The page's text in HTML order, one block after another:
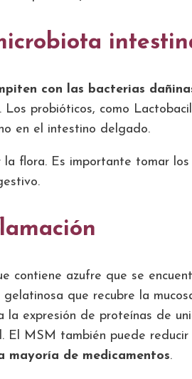
con las bacterias
probióticos, como
en el intestino delgado.
la flora. Es importante tomar
contiene azufre que se
gelatinosa que recubre la
expresión de proteínas de
MSM también puede
mayoría de medicamentos.